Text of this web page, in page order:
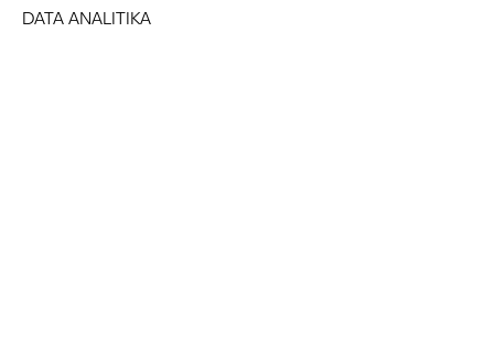
DATA ANALITIKA